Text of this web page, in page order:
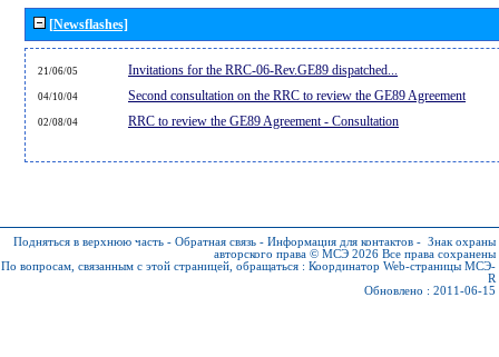
[Newsflashes]
21/06/05 Invitations for the RRC-06-Rev.GE89 dispatched...
04/10/04 Second consultation on the RRC to review the GE89 Agreement
02/08/04 RRC to review the GE89 Agreement - Consultation
Подняться в верхнюю часть - Обратная связь - Информация для контактов - Знак охраны
авторского права © МСЭ 2026 Все права сохранены
По вопросам, связанным с этой страницей, обращаться : Координатор Web-страницы МСЭ-
R
Обновлено : 2011-06-15